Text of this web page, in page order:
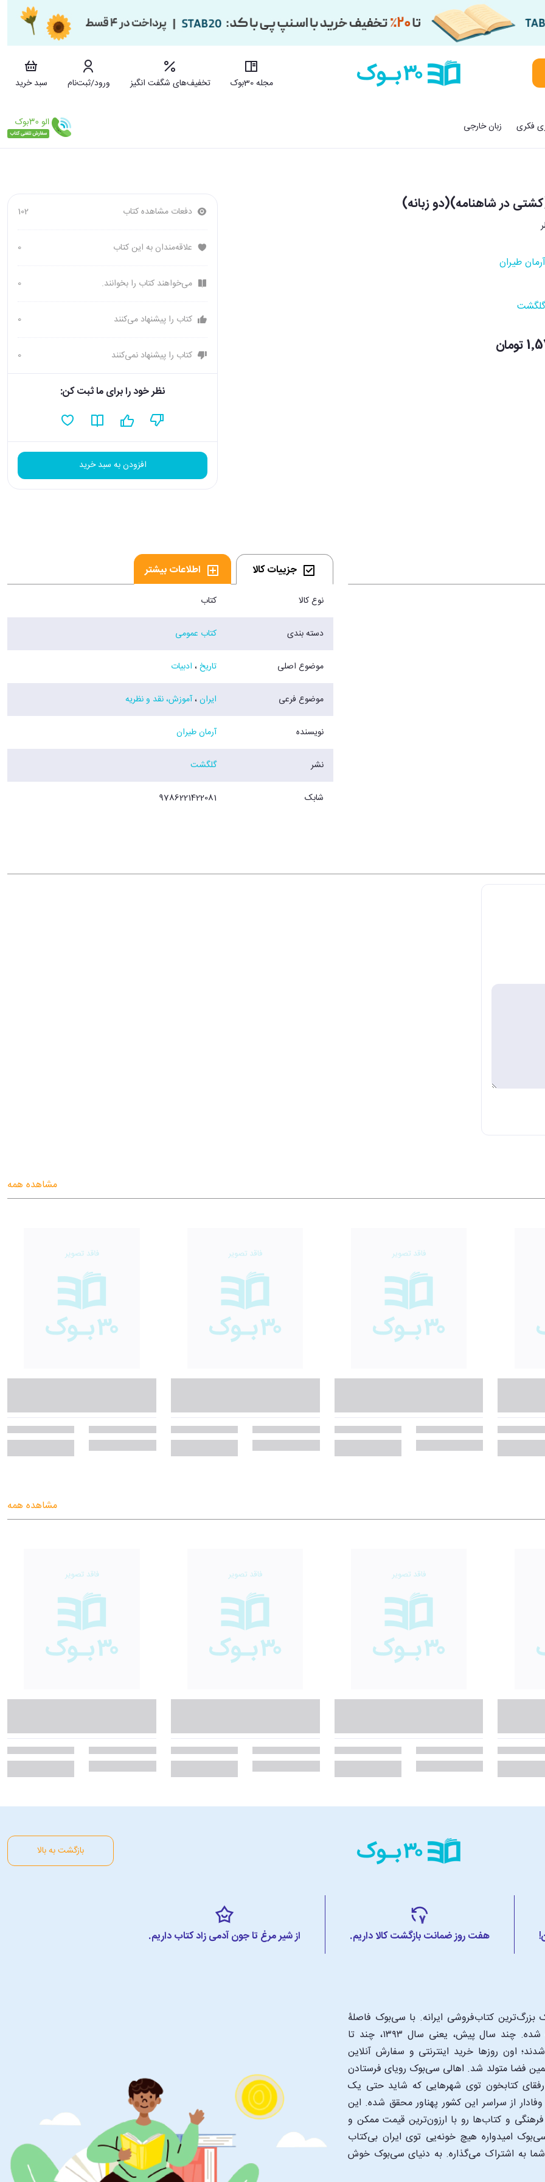
مجله 30بوک تخفیف‌های شگفت انگیز ورود/ثبت‌نام
سبد خرید
فکری زبان خارجی
در شاهنامه)(دو زبانه)
آرمان طیران
گلگشت
دفعات مشاهده کتاب 102
علاقه‌مندان به این کتاب 0
می‌خواهند کتاب را بخوانند. 0
کتاب را پیشنهاد می‌کنند 0
کتاب را پیشنهاد نمی‌کنند 0
نظر خود را برای ما ثبت کن:
افزودن به سبد خرید
جزییات کالا اطلاعات بیشتر
نوع کالا کتاب
دسته بندی کتاب عمومی
موضوع اصلی تاریخ، ادبیات
موضوع فرعی ایران،آموزش، نقد و نظریه
نویسنده آرمان طیران
نشر گلگشت
شابک 9786221422081
مشاهده همه
مشاهده همه
بازگشت به بالا
هفت روز ضمانت بازگشت کالا داریم. از شیر مرغ تا جون آدمی زاد کتاب داریم.
کتاب‌فروشی ایرانه. با سی‌بوک فاصلۀ
شما تا یک کتابفروشی بزرگ و پروپیمون تنها به اندازۀ یک کلیک شده. چند سال پیش، یعنی سال ۱۳۹۳، چند تا
اون‌ روزها خرید اینترنتی و سفارش آنلاین
فضا متولد شد. اهالی سی‌بوک رویای فرستادن
رفقای کتابخون توی شهرهایی که شاید حتی یک
از سراسر این کشور پهناور محقق شده. این
فرهنگی و کتاب‌ها رو با ارزون‌ترین قیمت ممکن و
امیدواره هیچ خونه‌یی توی ایران بی‌کتاب
شما به اشتراک می‌گذاره. به دنیای سی‌بوک خوش